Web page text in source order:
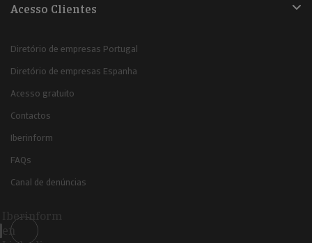
Acesso Clientes
Diretório de empresas Portugal
Diretório de empresas Espanha
Acesso gratuito
Contactos
Iberinform
FAQs
Canal de denúncias
Iberinform
en